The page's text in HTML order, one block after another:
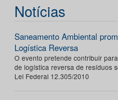
Notícias
Saneamento Ambiental
Logística Reversa
O evento pretende contribuir
de logística reversa de resíduos
Lei Federal 12.305/2010